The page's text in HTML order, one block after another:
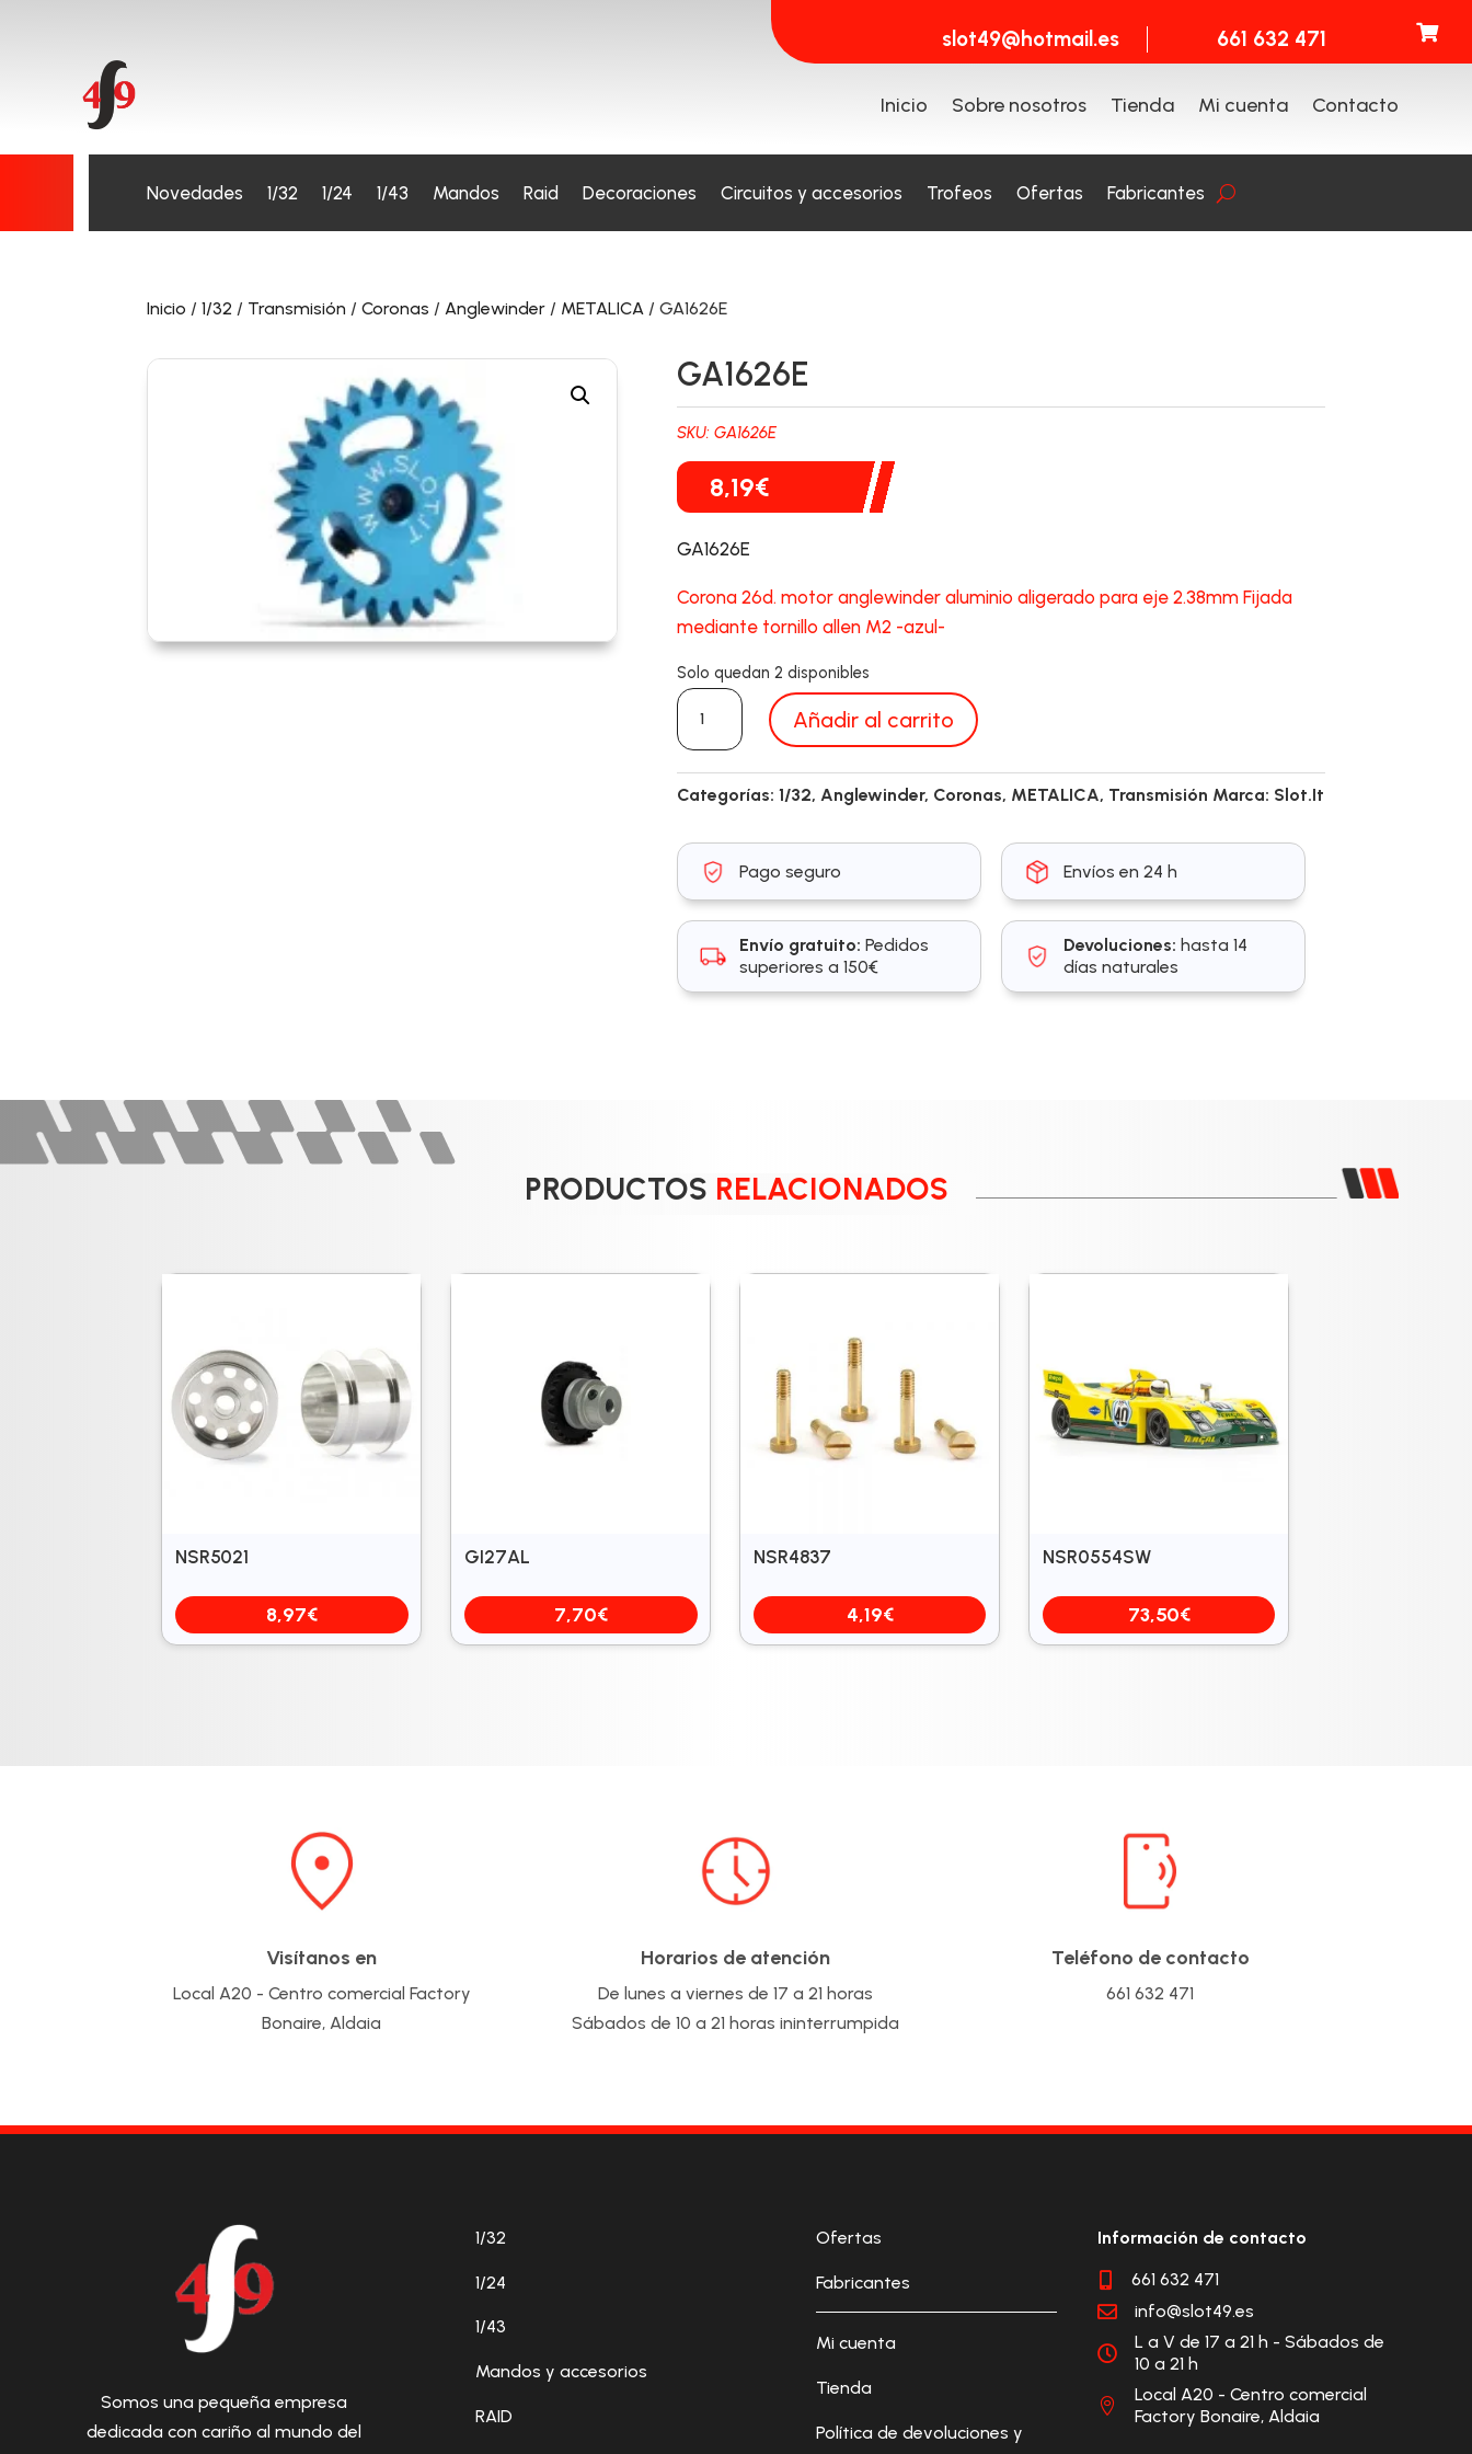
slot49@hotmail.es 661 632 471 
Inicio Sobre nosotros Tienda Mi cuenta Contacto
Novedades 1/32 1/24 1/43 Mandos Raid Decoraciones Circuitos y accesorios Trofeos Ofertas Fabricantes
Inicio /1/32 / Transmisión /Coronas /Anglewinder / METALICA / GA1626E
GA1626E
SKU:GA1626E
8,19€
GA1626E
Corona 26d. motor anglewinder aluminio aligerado para eje 2.38mm Fijada
mediante tornillo allen M2 -azul-
Solo quedan 2 disponibles
GA1626E
cantidad
Añadir al carrito
Categorías:1/32,Anglewinder, Coronas, METALICA, Transmisión Marca: Slot.It
Pago seguro Envíos en 24 h
Envío gratuito: Pedidos
superiores a 150€
Devoluciones: hasta 14
días naturales
PRODUCTOS RELACIONADOS
NSR5021
8,97€
GI27AL
7,70€
NSR4837
4,19€
NSR0554SW
73,50€
Visítanos en
Local A20 - Centro comercial Factory
Bonaire, Aldaia
Horarios de atención
De lunes a viernes de 17 a 21 horas
Sábados de 10 a 21 horas ininterrumpida
Teléfono de contacto
661 632 471
Somos una pequeña empresa
dedicada con cariño al mundo del
1/32
1/24
1/43
Mandos y accesorios
RAID
Ofertas
Fabricantes
Mi cuenta
Tienda
Política de devoluciones y
Información de contacto
 661 632 471
 info@slot49.es

L a V de 17 a 21 h - Sábados de
10 a 21 h

Local A20 - Centro comercial
Factory Bonaire, Aldaia